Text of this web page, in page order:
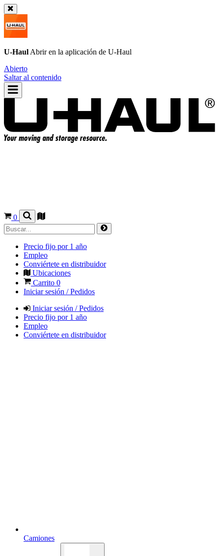
U-Haul Abrir en la aplicación de U-Haul
Abierto
Saltar al contenido
0
Precio fijo por 1 año
Empleo
Conviértete en distribuidor
Ubicaciones
Carrito 0
Iniciar sesión / Pedidos
Iniciar sesión / Pedidos
Precio fijo por 1 año
Empleo
Conviértete en distribuidor
Camiones